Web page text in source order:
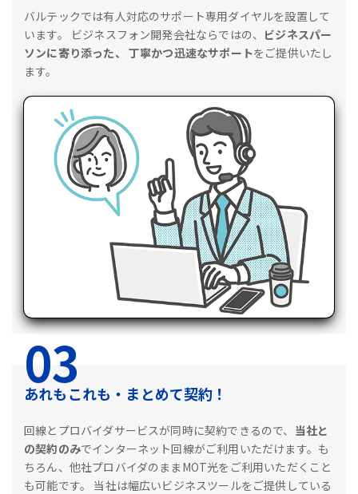
バルテックでは有人対応のサポート専用ダイヤルを設置して
います。
ビジネスフォン開発会社ならではの、 ビジネスパー
ソンに寄り添った、 丁寧かつ迅速なサポートをご提供いたし
ます。
03
あれもこれも・まとめて契約！
回線とプロバイダサービスが同時に契約できるので、 当社と
の契約のみでインターネット回線がご利用いただけます。も
ちろん、他社プロバイダのままMOT光をご利用いただくこと
も可能です。
当社は幅広いビジネスツールをご提供している